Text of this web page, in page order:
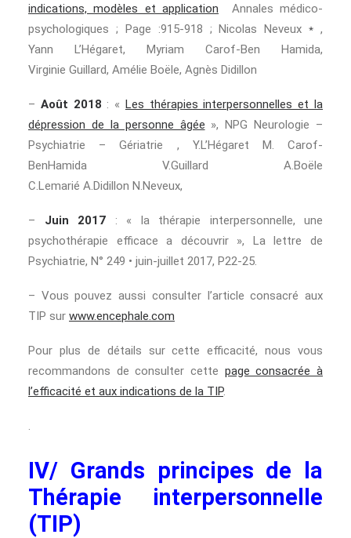
indications, modèles et application Annales médico-
psychologiques ; Page :915-918 ; Nicolas Neveux⁎,
Yann L’Hégaret, Myriam Carof-Ben Hamida,
Virginie Guillard, Amélie Boële, Agnès Didillon
– Août 2018 : « Les thérapies interpersonnelles et la
dépression de la personne âgée », NPG Neurologie –
Psychiatrie – Gériatrie , Y.L’Hégaret
M. Carof-
BenHamida V.Guillard A.Boële
C.Lemarié A.Didillon N.Neveux,
– Juin 2017 : « la thérapie interpersonnelle, une
psychothérapie efficace a découvrir », La lettre de
Psychiatrie, N° 249 • juin-juillet 2017, P22-25.
– Vous pouvez aussi consulter l’article consacré aux
TIP sur www.encephale.com
Pour plus de détails sur cette efficacité, nous vous
recommandons de consulter cette page consacrée à
l’efficacité et aux indications de la TIP.
.
IV/ Grands principes de la
Thérapie interpersonnelle
(TIP)